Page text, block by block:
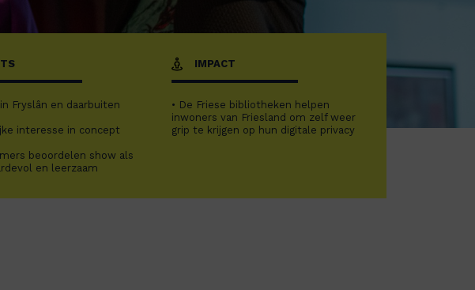
Fryslân en daarbuiten
interesse in concept
beoordelen show als
en leerzaam
IMPACT
• De Friese bibliotheken helpen
inwoners van Friesland om zelf weer
grip te krijgen op hun digitale privacy